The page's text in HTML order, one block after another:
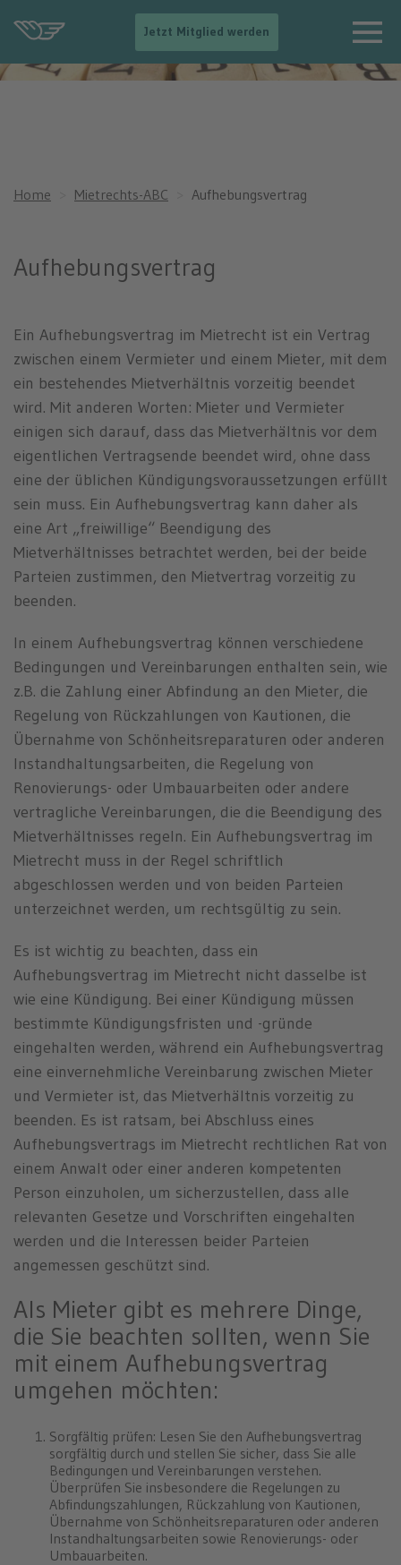
Jetzt Mitglied werden
-
-
>
e
n
d
e
Home Mietrechts-ABC Aufhebungsvertrag
Aufhebungsvertrag
Ein Aufhebungsvertrag im Mietrecht ist ein Vertrag
zwischen einem Vermieter und einem Mieter, mit dem
ein bestehendes Mietverhältnis vorzeitig beendet
wird. Mit anderen Worten: Mieter und Vermieter
einigen sich darauf, dass das Mietverhältnis vor dem
eigentlichen Vertragsende beendet wird, ohne dass
eine der üblichen Kündigungsvoraussetzungen erfüllt
sein muss. Ein Aufhebungsvertrag kann daher als
eine Art „freiwillige“ Beendigung des
Mietverhältnisses betrachtet werden, bei der beide
Parteien zustimmen, den Mietvertrag vorzeitig zu
beenden.
In einem Aufhebungsvertrag können verschiedene
Bedingungen und Vereinbarungen enthalten sein, wie
z.B. die Zahlung einer Abfindung an den Mieter, die
Regelung von Rückzahlungen von Kautionen, die
Übernahme von Schönheitsreparaturen oder anderen
Instandhaltungsarbeiten, die Regelung von
Renovierungs- oder Umbauarbeiten oder andere
vertragliche Vereinbarungen, die die Beendigung des
Mietverhältnisses regeln. Ein Aufhebungsvertrag im
Mietrecht muss in der Regel schriftlich
abgeschlossen werden und von beiden Parteien
unterzeichnet werden, um rechtsgültig zu sein.
Es ist wichtig zu beachten, dass ein
Aufhebungsvertrag im Mietrecht nicht dasselbe ist
wie eine Kündigung. Bei einer Kündigung müssen
bestimmte Kündigungsfristen und -gründe
eingehalten werden, während ein Aufhebungsvertrag
eine einvernehmliche Vereinbarung zwischen Mieter
und Vermieter ist, das Mietverhältnis vorzeitig zu
beenden. Es ist ratsam, bei Abschluss eines
Aufhebungsvertrags im Mietrecht rechtlichen Rat von
einem Anwalt oder einer anderen kompetenten
Person einzuholen, um sicherzustellen, dass alle
relevanten Gesetze und Vorschriften eingehalten
werden und die Interessen beider Parteien
angemessen geschützt sind.
Als Mieter gibt es mehrere Dinge,
die Sie beachten sollten, wenn Sie
mit einem Aufhebungsvertrag
umgehen möchten:
Sorgfältig prüfen: Lesen Sie den Aufhebungsvertrag
sorgfältig durch und stellen Sie sicher, dass Sie alle
Bedingungen und Vereinbarungen verstehen.
Überprüfen Sie insbesondere die Regelungen zu
Abfindungszahlungen, Rückzahlung von Kautionen,
Übernahme von Schönheitsreparaturen oder anderen
Instandhaltungsarbeiten sowie Renovierungs- oder
Umbauarbeiten.